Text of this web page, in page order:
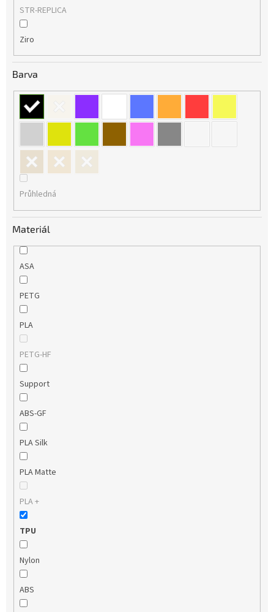
STR-REPLICA
Ziro
Barva
Průhledná
Materiál
ASA
PETG
PLA
PETG-HF
Support
ABS-GF
PLA Silk
PLA Matte
PLA +
TPU
Nylon
ABS